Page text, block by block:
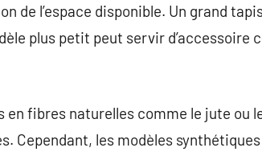
de l’espace disponible. Un grand
plus petit peut servir d’accessoire
fibres naturelles comme le jute ou
Cependant, les modèles